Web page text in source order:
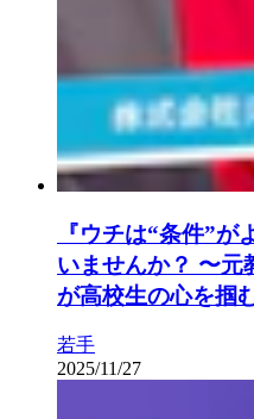
『ウチは“条件”
いませんか？ 〜元
が高校生の心を掴
若手
2025/11/27